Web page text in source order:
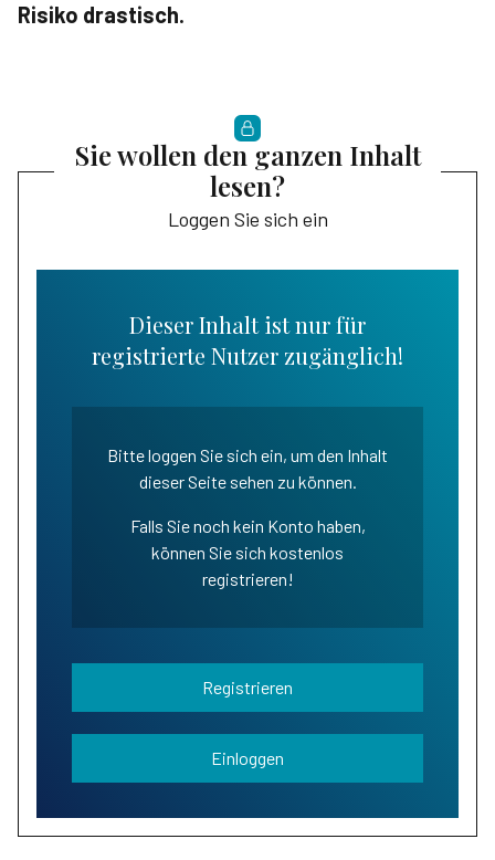
Risiko drastisch.
Sie wollen den ganzen Inhalt
lesen?
Loggen Sie sich ein
Dieser Inhalt ist nur für
registrierte Nutzer zugänglich!
Bitte loggen Sie sich ein, um den Inhalt
dieser Seite sehen zu können.
Falls Sie noch kein Konto haben,
können Sie sich kostenlos
registrieren!
Registrieren
Einloggen